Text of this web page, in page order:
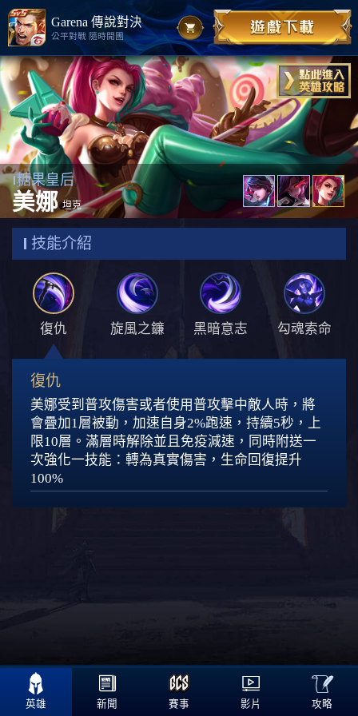
Garena 傳說對決
公平對戰 隨時開團
糖果皇后
美娜 坦克
技能介紹
復仇 旋風之鐮 黑暗意志 勾魂索命
復仇
美娜受到普攻傷害或者使用普攻擊中敵人時，將
會疊加1層被動， 加速自身2%跑速，持續5秒，上
限10層。 滿層時解除並且免疫減速，同時附送一
次強化一技能：轉為真實傷害，生命回復提升
100%
英雄 新聞 賽事 影片

攻略